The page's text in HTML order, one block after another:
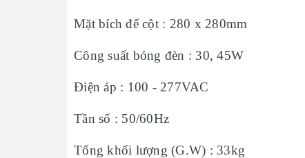
Mặt bích đế cột : 280 x 280mm
Công suất bóng đèn : 30, 45W
Điện áp : 100 - 277VAC
Tần số : 50/60Hz
Tổng khối lượng (G.W) : 33kg